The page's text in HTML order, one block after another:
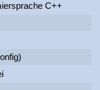
C++